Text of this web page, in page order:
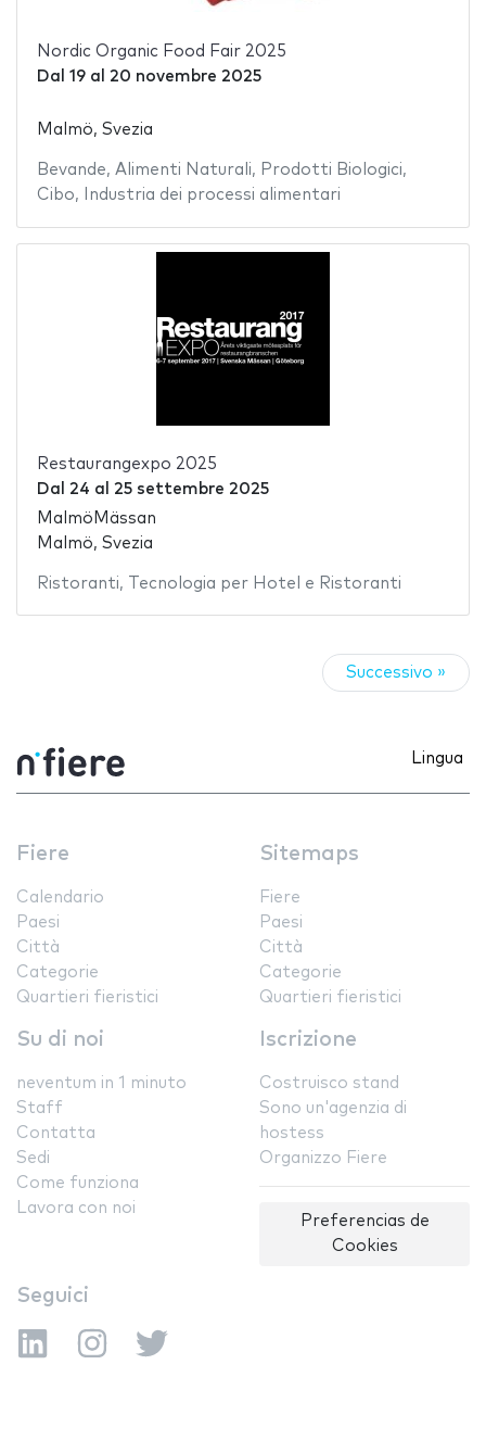
Nordic Organic Food Fair 2025
Dal 19al 20 novembre 2025
Malmö, Svezia
Bevande, Alimenti Naturali, Prodotti Biologici,
Cibo, Industria dei processi alimentari
Restaurangexpo 2025
Dal 24 al 25 settembre 2025
MalmöMässan
Malmö, Svezia
Ristoranti, Tecnologia per Hotel e Ristoranti
Successivo »
Lingua
Fiere
Calendario
Paesi
Città
Categorie
Quartieri fieristici
Sitemaps
Fiere
Paesi
Città
Categorie
Quartieri fieristici
Su di noi
neventum in 1 minuto
Staff
Contatta
Sedi
Come funziona
Lavora con noi
Iscrizione
Costruisco stand
Sono un'agenzia di
hostess
Organizzo Fiere
Preferencias de
Cookies
Seguici